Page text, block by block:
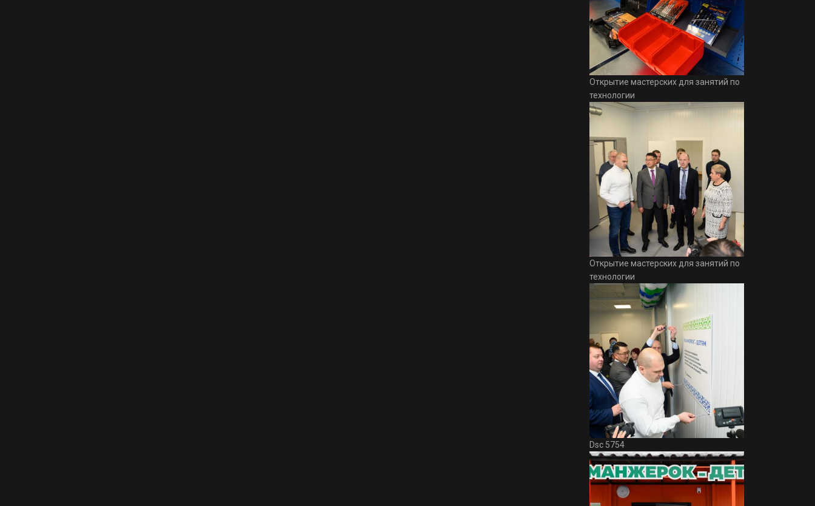
Открытие мастерских для занятий по
технологии
Открытие мастерских для занятий по
технологии
Dsc 5754